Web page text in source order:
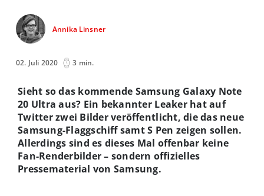
Annika Linsner
02. Juli 2020 3 min.
Sieht so das kommende Samsung Galaxy Note
20 Ultra aus? Ein bekannter Leaker hat auf
Twitter zwei Bilder veröffentlicht, die das neue
Samsung-Flaggschiff samt S Pen zeigen sollen.
Allerdings sind es dieses Mal offenbar keine
Fan-Renderbilder – sondern offizielles
Pressematerial von Samsung.